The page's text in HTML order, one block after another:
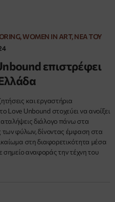
WOMEN IN ART, ΝΈΑ ΤΟΥ
επιστρέφει
και εργαστήρια
Love Unbound στοχεύει να ανοίξει
διάλογο πάνω στα
των φύλων, δίνοντας έμφαση στα
στη διαφορετικότητα μέσα
σημείο αναφοράς την τέχνη του